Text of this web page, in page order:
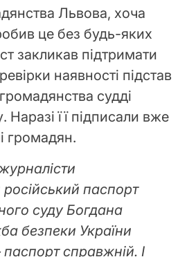
Львова, хоча
це без будь-яких
закликав підтримати
наявності підстав
судді
Наразі її підписали вже
громадян.
паспорт
суду Богдана
безпеки України
паспорт справжній. І